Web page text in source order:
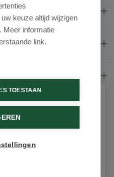
/ 10 (531 beoordelingen)
keuze altijd wijzigen
Meer informatie
link.
TOESTAAN
nieuwsbrief
en persoonlijk